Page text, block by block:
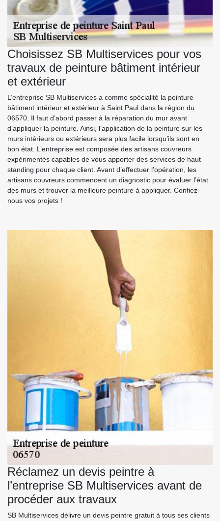
Choisissez SB Multiservices pour vos
travaux de peinture bâtiment intérieur
et extérieur
L’entreprise SB Multiservices a comme spécialité la peinture
bâtiment intérieur et extérieur à Saint Paul dans la région du
06570. Il faut d’abord passer à la réparation du mur avant
d’appliquer la peinture. Ainsi, l’application de la peinture sur les
murs intérieurs ou extérieurs sera plus facile lorsqu’ils sont en
bon état. L’entreprise est composée des artisans couvreurs
expérimentés capables de vous apporter des services de haut
standing pour chaque client. Avant d’effectuer l’opération, les
artisans couvreurs commencent un diagnostic pour évaluer l’état
des murs et trouver la meilleure peinture à appliquer. Confiez-
nous vos projets !
Réclamez un devis peintre à
l’entreprise SB Multiservices avant de
procéder aux travaux
SB Multiservices délivre un devis peintre gratuit à tous ses clients